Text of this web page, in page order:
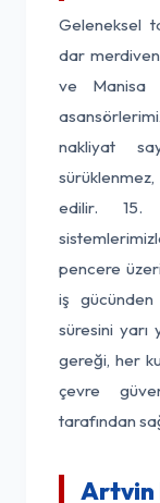
Geleneksel
dar
ve Manisa
nakliyat
edilir. 15.
pencere
iş
süresini yarı
gereği, her
çevre
tarafından
Artvin